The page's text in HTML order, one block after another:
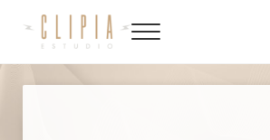
Clipia
Menu